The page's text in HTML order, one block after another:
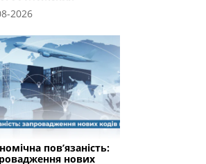
2026
пов’язаність:
нових